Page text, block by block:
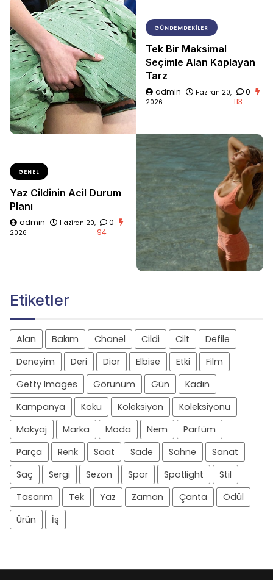
GÜNDEMDEKILER
Tek Bir Maksimal
Seçimle Alan Kaplayan
Tarz
admin
Haziran 20,
2026
0
113
GENEL
Yaz Cildinin Acil Durum
Planı
admin
Haziran 20,
2026
0
94
Etiketler
Alan Bakım Chanel Cildi Cilt
Defile
Deneyim
Deri Dior Elbise Etki
Film
Getty Images
Görünüm Gün
Kadın
Kampanya
Koku Koleksiyon
Koleksiyonu
Makyaj
Marka Moda Nem
Parfüm
Parça
Renk Saat Sade Sahne
Sanat
Saç
Sergi Sezon Spor Spotlight
Stil
Tasarım
Tek Yaz Zaman Çanta
Ödül
Ürün
İş